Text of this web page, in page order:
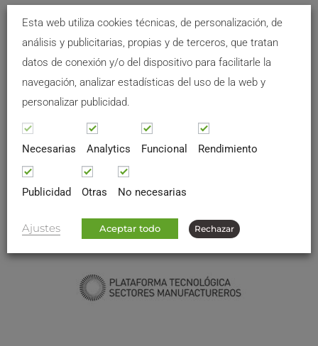
Esta web utiliza cookies técnicas, de personalización, de
análisis y publicitarias, propias y de terceros, que tratan
datos de conexión y/o del dispositivo para facilitarle la
navegación, analizar estadísticas del uso de la web y
personalizar publicidad.
Necesarias Analytics Funcional Rendimiento
Publicidad Otras No necesarias
Ajustes Aceptar todo Rechazar